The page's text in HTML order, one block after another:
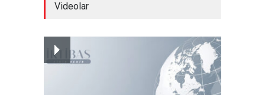
Fransa'nın sosyal medyaya
yasak talebine ABD'den sert
Videolar